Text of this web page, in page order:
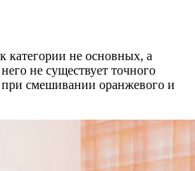
категории не основных, а
не существует точного
смешивании оранжевого и